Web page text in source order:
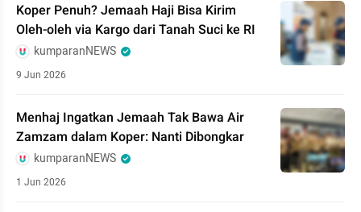
Koper Penuh? Jemaah Haji Bisa Kirim
Oleh-oleh via Kargo dari Tanah Suci ke RI
kumparanNEWS
9 Jun 2026
Menhaj Ingatkan Jemaah Tak Bawa Air
Zamzam dalam Koper: Nanti Dibongkar
kumparanNEWS
1 Jun 2026